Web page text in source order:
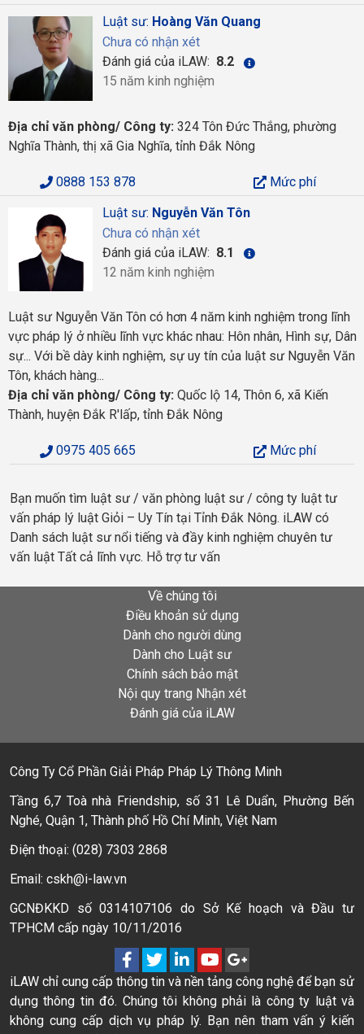
Luật sư: Hoàng Văn Quang
Chưa có nhận xét
Đánh giá của iLAW: 8.2
15 năm kinh nghiệm
Địa chỉ văn phòng/ Công ty: 324 Tôn Đức Thắng, phường
Nghĩa Thành, thị xã Gia Nghĩa, tỉnh Đắk Nông
0888 153 878
Mức phí
Luật sư: Nguyễn Văn Tôn
Chưa có nhận xét
Đánh giá của iLAW: 8.1
12 năm kinh nghiệm
Luật sư Nguyễn Văn Tôn có hơn 4 năm kinh nghiệm trong lĩnh
vực pháp lý ở nhiều lĩnh vực khác nhau: Hôn nhân, Hình sự, Dân
sự... Với bề dày kinh nghiệm, sự uy tín của luật sư Nguyễn Văn
Tôn, khách hàng...
Địa chỉ văn phòng/ Công ty: Quốc lộ 14, Thôn 6, xã Kiến
Thành, huyện Đắk R'lấp, tỉnh Đắk Nông
0975 405 665 Mức phí
Bạn muốn tìm luật sư / văn phòng luật sư / công ty luật tư
vấn pháp lý luật Giỏi – Uy Tín tại Tỉnh Đắk Nông. iLAW có
Danh sách luật sư nổi tiếng và đầy kinh nghiệm chuyên tư
vấn luật Tất cả lĩnh vực. Hỗ trợ tư vấn
Về chúng tôi
Điều khoản sử dụng
Dành cho người dùng
Dành cho Luật sư
Chính sách bảo mật
Nội quy trang Nhận xét
Đánh giá của iLAW
Công Ty Cổ Phần Giải Pháp Pháp Lý Thông Minh
Tầng 6,7 Toà nhà Friendship, số 31 Lê Duẩn, Phường Bến
Nghé, Quận 1, Thành phố Hồ Chí Minh, Việt Nam
Điện thoại: (028) 7303 2868
Email: cskh@i-law.vn
GCNĐKKD số 0314107106 do Sở Kế hoạch và Đầu tư
TPHCM cấp ngày 10/11/2016
iLAW chỉ cung cấp thông tin và nền tảng công nghệ để bạn sử
dụng thông tin đó. Chúng tôi không phải là công ty luật và
không cung cấp dịch vụ pháp lý. Bạn nên tham vấn ý kiến